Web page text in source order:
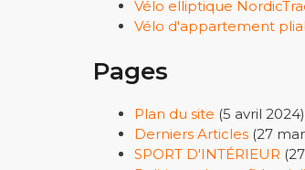
Vélo elliptique
Vélo d'appartement
Pages
Plan du site (5 avril 2024)
Derniers Articles (27
SPORT D'INTÉRIEUR